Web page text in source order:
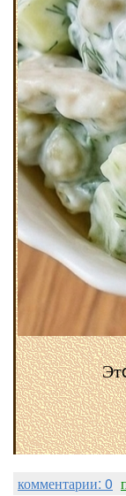
комментарии: 0